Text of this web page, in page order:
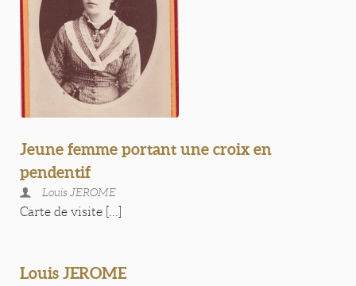
Jeune femme portant une croix en
pendentif
Louis JEROME
Carte de visite [...]
Louis JEROME